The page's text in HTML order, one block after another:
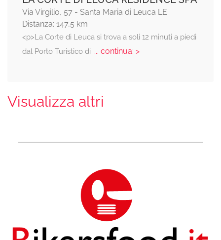
Via Virgilio, 57 - Santa Maria di Leuca LE
Distanza: 147,5 km
<p>La Corte di Leuca si trova a soli 12 minuti a piedi
dal Porto Turistico di ... continua: >
Visualizza altri